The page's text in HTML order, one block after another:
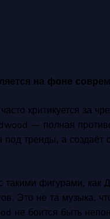
на фоне
критикуется за
— полная
под тренды, а
такими фигурами,
Это не та музыка,
не боится быть